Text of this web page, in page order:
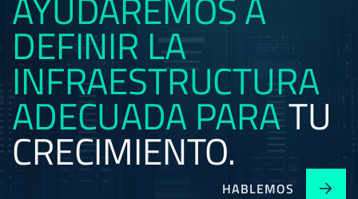
DEFINIR LA
INFRAESTRUCTURA
ADECUADA PARATU
CRECIMIENTO.
HABLEMOS